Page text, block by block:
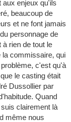
aux enjeux qu'ils
beaucoup de
et ne font jamais
personnage de
rien de tout le
la commissaire, qui
c'est qu'à
le casting était
Dussollier par
Quand
clairement là
même nous